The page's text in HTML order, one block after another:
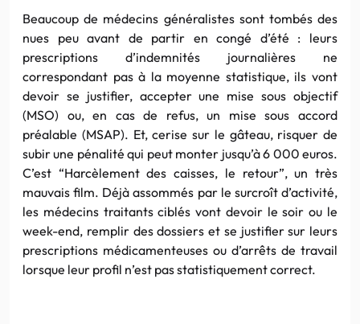
Beaucoup de médecins généralistes sont tombés des
nues peu avant de partir en congé d’été : leurs
prescriptions d’indemnités journalières ne
correspondant pas à la moyenne statistique, ils vont
devoir se justifier, accepter une mise sous objectif
(MSO) ou, en cas de refus, un mise sous accord
préalable (MSAP). Et, cerise sur le gâteau, risquer de
subir une pénalité qui peut monter jusqu’à 6 000 euros.
C’est “Harcèlement des caisses, le retour”, un très
mauvais film. Déjà assommés par le surcroît d’activité,
les médecins traitants ciblés vont devoir le soir ou le
week-end, remplir des dossiers et se justifier sur leurs
prescriptions médicamenteuses ou d’arrêts de travail
lorsque leur profil n’est pas statistiquement correct.